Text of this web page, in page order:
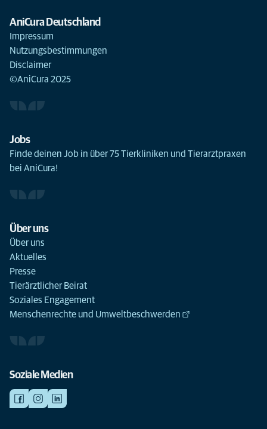
AniCura Deutschland
Impressum
Nutzungsbestimmungen
Disclaimer
©AniCura 2025
Jobs
Finde deinen Job in über 75 Tierkliniken und Tierarztpraxen
bei AniCura!
Über uns
Über uns
Aktuelles
Presse
Tierärztlicher Beirat
Soziales Engagement
Menschenrechte und Umweltbeschwerden
Soziale Medien